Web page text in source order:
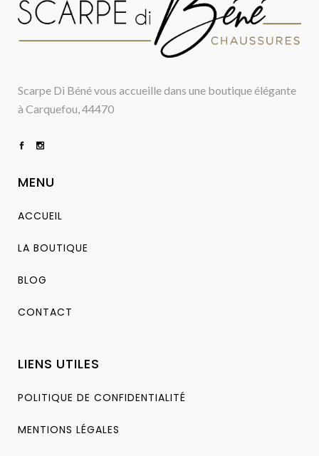
Scarpe Di Béné vous accueille dans une boutique élégante
à Carquefou, 44470
MENU
ACCUEIL
LA BOUTIQUE
BLOG
CONTACT
LIENS UTILES
POLITIQUE DE CONFIDENTIALITÉ
MENTIONS LÉGALES